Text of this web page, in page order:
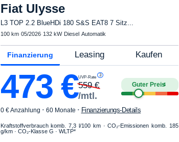
Fiat Ulysse
L3 TOP 2.2 BlueHDi 180 S&S EAT8 7 Sitz...
100 km·05/2026· 132 kW· Diesel·Automatik
Finanzierung Leasing Kaufen
473€UVP-Rate 3
559€
/mtl.
Guter Preis4
0 € Anzahlung · 60 Monate · Finanzierungs-Details
Kraftstoffverbrauch komb. 7,3 l/100 km · CO₂-Emissionen komb. 185
g/km · CO₂-Klasse G · WLTP*